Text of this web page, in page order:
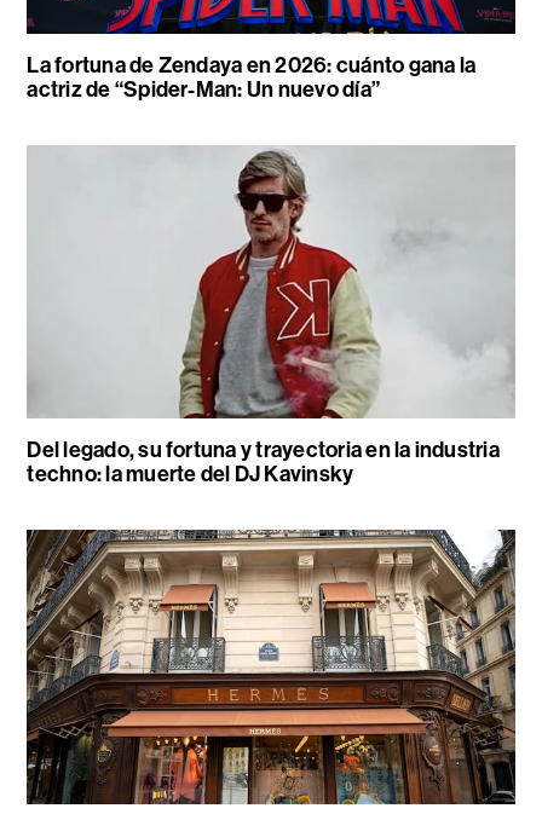
La fortuna de Zendaya en 2026: cuánto gana la
actriz de “Spider-Man: Un nuevo día”
Del legado, su fortuna y trayectoria en la industria
techno: la muerte del DJ Kavinsky